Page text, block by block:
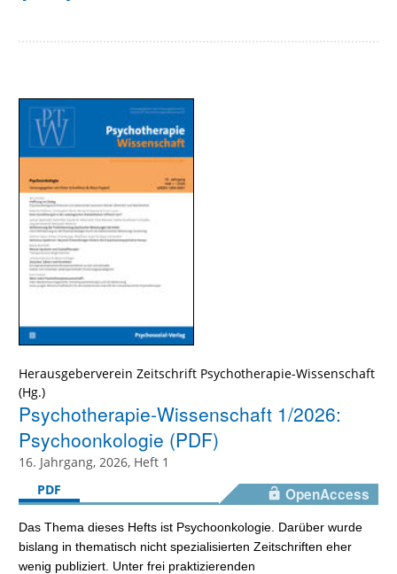
Herausgeberverein Zeitschrift Psychotherapie-Wissenschaft
(Hg.)
Psychotherapie-Wissenschaft 1/2026:
Psychoonkologie (PDF)
16. Jahrgang, 2026, Heft 1
PDF
OpenAccess
Das Thema dieses Hefts ist Psychoonkologie. Darüber wurde
bislang in thematisch nicht spezialisierten Zeitschriften eher
wenig publiziert. Unter frei praktizierenden